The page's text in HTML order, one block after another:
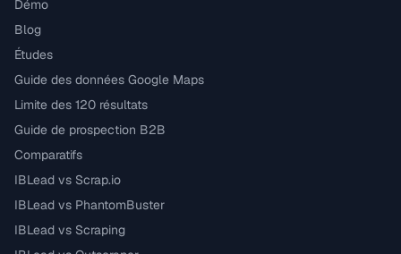
Démo
Blog
Études
Guide des données Google Maps
Limite des 120 résultats
Guide de prospection B2B
Comparatifs
IBLead vs Scrap.io
IBLead vs PhantomBuster
IBLead vs Scraping